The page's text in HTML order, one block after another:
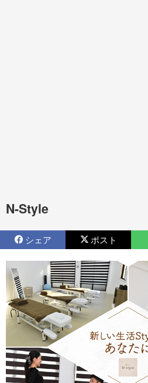
N-Style
シェア ポスト